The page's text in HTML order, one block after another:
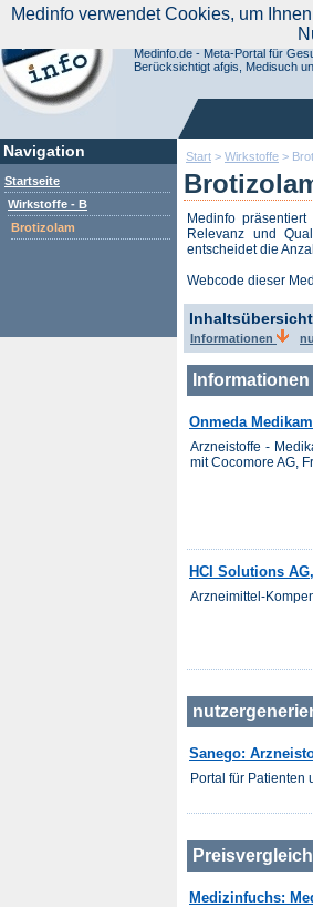
Start > Wirkstoffe >
Medinfo
Relevanz und
entscheidet die
Webcode dieser
Informationen
Informationen
Onmeda
Arzneistoffe -
mit Cocomore AG,
HCI Solutions
Arzneimittel-
Sanego:
Portal für Patienten
Medizinfuchs:
Navigation
Startseite
Wirkstoffe - B
Brotizolam
Suchen Sie noch oder Finden
Medinfo.de - Meta-Portal für
Berücksichtigt afgis, Medisuch
Medinfo verwendet Cookies, um